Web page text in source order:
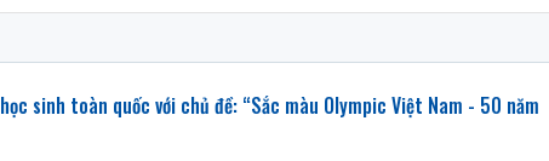
sinh toàn quốc với chủ đề: “Sắc màu Olympic Việt Nam - 50 năm